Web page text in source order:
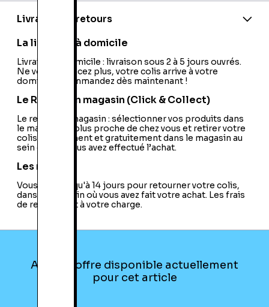
Livraison et retours
La livraison à domicile
Livraison à domicile : livraison sous 2 à 5 jours ouvrés.
Ne vous déplacez plus, votre colis arrive à votre
domicile ! Commandez dès maintenant !
Le Retrait en magasin (Click & Collect)
Le retrait en magasin : sélectionner vos produits dans
le magasin le plus proche de chez vous et retirer votre
colis directement et gratuitement dans le magasin au
sein duquel vous avez effectué l’achat.
Les retours
Vous avez jusqu'à 14 jours pour retourner votre colis,
dans le magasin où vous avez fait votre achat. Les frais
de retour sont à votre charge.
Aucune offre disponible actuellement
pour cet article